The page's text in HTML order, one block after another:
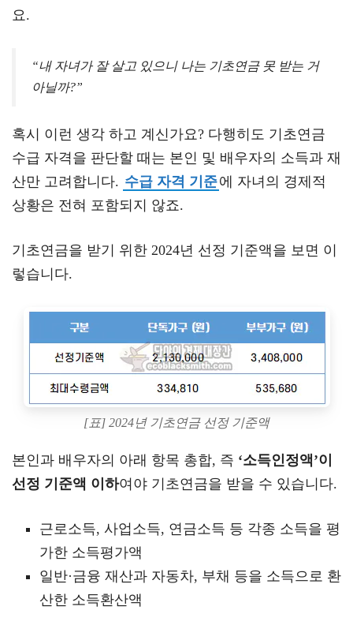
요.
“내 자녀가 잘 살고 있으니 나는 기초연금 못 받는 거
아닐까?”
혹시 이런 생각 하고 계신가요? 다행히도 기초연금
수급 자격을 판단할 때는 본인 및 배우자의 소득과 재
산만 고려합니다. 수급 자격 기준에 자녀의 경제적
상황은 전혀 포함되지 않죠.
기초연금을 받기 위한 2024년 선정 기준액을 보면 이
렇습니다.
[표] 2024년 기초연금 선정 기준액
본인과 배우자의 아래 항목 총합, 즉 ‘소득인정액’이
선정 기준액 이하여야 기초연금을 받을 수 있습니다.
근로소득, 사업소득, 연금소득 등 각종 소득을 평
가한 소득평가액
일반·금융 재산과 자동차, 부채 등을 소득으로 환
산한 소득환산액